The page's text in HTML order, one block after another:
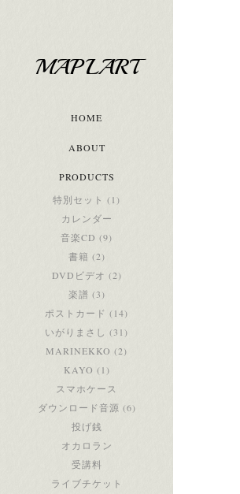
MAPLART
HOME
ABOUT
PRODUCTS
特別セット (1)
カレンダー
音楽CD (9)
書籍 (2)
DVDビデオ (2)
楽譜 (3)
ポストカード (14)
いがりまさし (31)
MARINEKKO (2)
KAYO (1)
スマホケース
ダウンロード音源 (6)
投げ銭
オカロラン
受講料
ライブチケット